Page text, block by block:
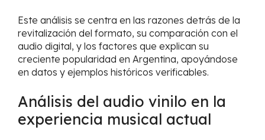
Este análisis se centra en las razones detrás de la
revitalización del formato, su comparación con el
audio digital, y los factores que explican su
creciente popularidad en Argentina, apoyándose
en datos y ejemplos históricos verificables.
Análisis del audio vinilo en la
experiencia musical actual